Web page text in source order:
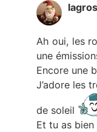
Ah oui, les
une
Encore une
J’adore les
de soleil
Et tu as